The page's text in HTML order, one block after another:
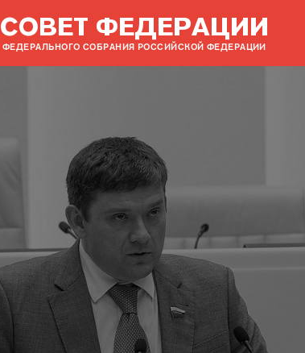
СОВЕТ ФЕДЕРАЦИИ
ФЕДЕРАЛЬНОГО СОБРАНИЯ РОССИЙСКОЙ ФЕДЕРАЦИИ